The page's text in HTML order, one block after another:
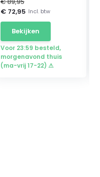
€ 72,95 Incl. btw
Bekijken
Voor 23:59 besteld,
morgenavond thuis
(ma-vrij 17-22) ⚠